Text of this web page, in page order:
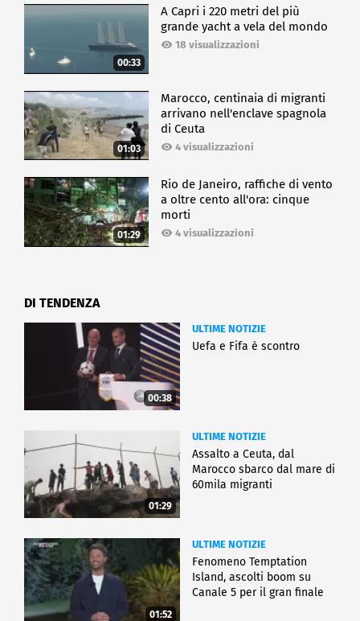
00:33
A Capri i 220 metri del più
grande yacht a vela del mondo
18 visualizzazioni
01:03
Marocco, centinaia di migranti
arrivano nell'enclave spagnola
di Ceuta
4 visualizzazioni
01:29
Rio de Janeiro, raffiche di vento
a oltre cento all'ora: cinque
morti
4 visualizzazioni
DI TENDENZA
00:38
ULTIME NOTIZIE
Uefa e Fifa è scontro
01:29
ULTIME NOTIZIE
Assalto a Ceuta, dal
Marocco sbarco dal mare di
60mila migranti
01:52
ULTIME NOTIZIE
Fenomeno Temptation
Island, ascolti boom su
Canale 5 per il gran finale